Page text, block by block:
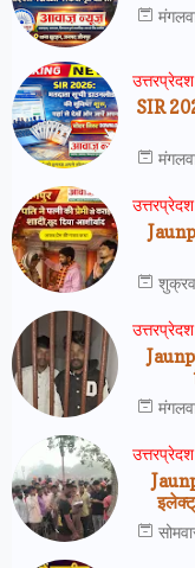
उत्तरप्रेदश
SIR
उत्तरप्रेदश
उत्तरप्रेदश
उत्तरप्रेदश